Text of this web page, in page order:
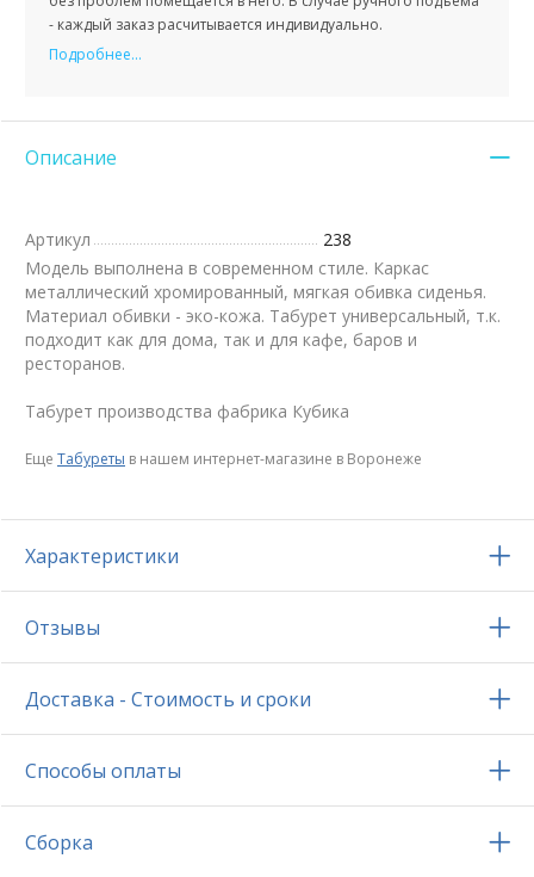
- каждый заказ расчитывается индивидуально.
Подробнее...
Описание
Артикул
238
Модель выполнена в современном стиле. Каркас
металлический хромированный, мягкая обивка сиденья.
Материал обивки - эко-кожа. Табурет универсальный, т.к.
подходит как для дома, так и для кафе, баров и
ресторанов.
Табурет производства фабрика Кубика
Еще Табуреты в нашем интернет-магазине в Воронеже
Характеристики
Отзывы
Доставка - Стоимость и сроки
Способы оплаты
Сборка